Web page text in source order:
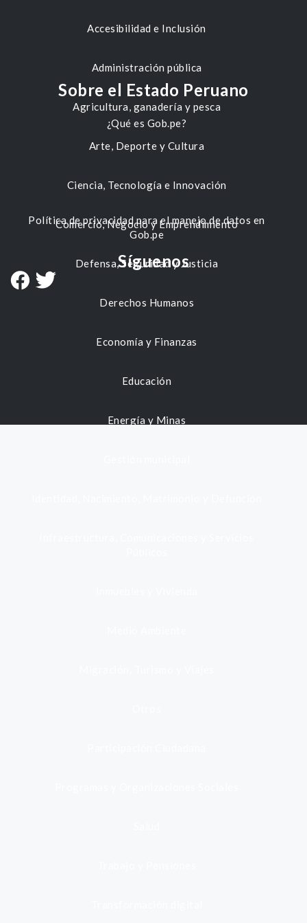
Accesibilidad e Inclusión
Administración pública
Agricultura, ganadería y pesca
Arte, Deporte y Cultura
Ciencia, Tecnología e Innovación
Comercio, Negocio y Emprendimiento
Defensa, Seguridad y Justicia
Derechos Humanos
Economía y Finanzas
Educación
Energía y Minas
Sobre el Estado Peruano
¿Qué es Gob.pe?
Política de privacidad para el manejo de datos en
Gob.pe
Síguenos